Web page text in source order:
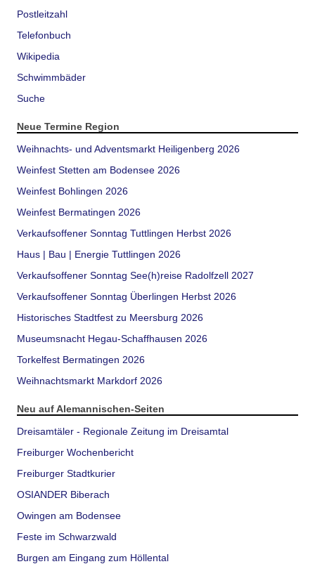
Postleitzahl
Telefonbuch
Wikipedia
Schwimmbäder
Suche
Neue Termine Region
Weihnachts- und Adventsmarkt Heiligenberg 2026
Weinfest Stetten am Bodensee 2026
Weinfest Bohlingen 2026
Weinfest Bermatingen 2026
Verkaufsoffener Sonntag Tuttlingen Herbst 2026
Haus | Bau | Energie Tuttlingen 2026
Verkaufsoffener Sonntag See(h)reise Radolfzell 2027
Verkaufsoffener Sonntag Überlingen Herbst 2026
Historisches Stadtfest zu Meersburg 2026
Museumsnacht Hegau-Schaffhausen 2026
Torkelfest Bermatingen 2026
Weihnachtsmarkt Markdorf 2026
Neu auf Alemannischen-Seiten
Dreisamtäler - Regionale Zeitung im Dreisamtal
Freiburger Wochenbericht
Freiburger Stadtkurier
OSIANDER Biberach
Owingen am Bodensee
Feste im Schwarzwald
Burgen am Eingang zum Höllental